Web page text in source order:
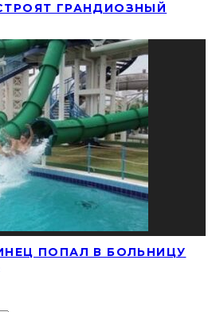
ГРАНДИОЗНЫЙ
ПОПАЛ В БОЛЬНИЦУ